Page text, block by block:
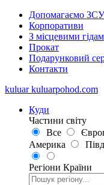
Допомагаємо
Корпоративи
З місцевими
Прокат
Подарунковий
Контакти
kuluar kuluarpohod.com
Куди
Частини світу
Все
Америка
Регіони Країни